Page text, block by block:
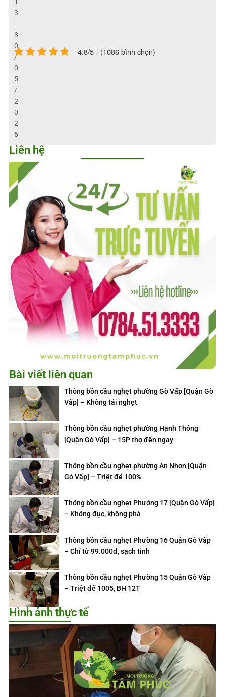
1
3
-
3
0
/
0
5
/
2
0
2
6
4.8/5 - (1086 bình chọn)
Liên hệ
Bài viết liên quan
Thông bồn cầu nghẹt phường Gò Vấp [Quận Gò
Vấp] – Không tái nghẹt
Thông bồn cầu nghẹt phường Hạnh Thông
[Quận Gò Vấp] – 15P thợ đến ngay
Thông bồn cầu nghẹt phường An Nhơn [Quận
Gò Vấp] – Triệt để 100%
Thông bồn cầu nghẹt Phường 17 [Quận Gò Vấp]
– Không đục, không phá
Thông bồn cầu nghẹt Phường 16 Quận Gò Vấp
– Chỉ từ 99.000đ, sạch tinh
Thông bồn cầu nghẹt Phường 15 Quận Gò Vấp
– Triệt để 1005, BH 12T
Hình ảnh thực tế